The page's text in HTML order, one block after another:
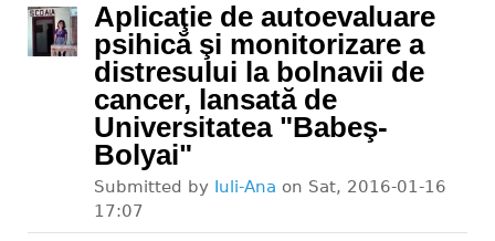
Aplicaţie de autoevaluare
psihică şi monitorizare a
distresului la bolnavii de
cancer, lansată de
Universitatea "Babeş-
Bolyai"
Submitted by Iuli-Ana on Sat, 2016-01-16
17:07